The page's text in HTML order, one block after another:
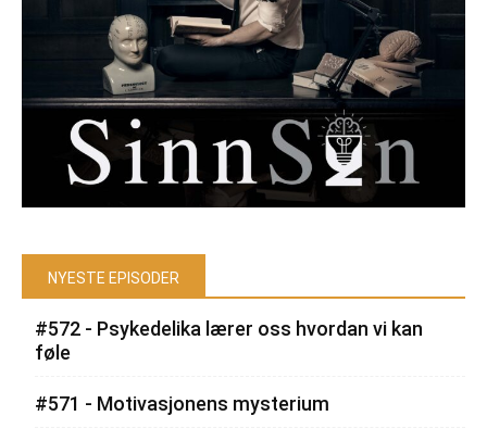
NYESTE EPISODER
#572 - Psykedelika lærer oss hvordan vi kan
føle
#571 - Motivasjonens mysterium